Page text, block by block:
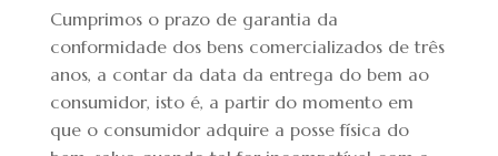
Cumprimos o prazo de garantia da
conformidade dos bens comercializados de três
anos, a contar da data da entrega do bem ao
consumidor, isto é, a partir do momento em
que o consumidor adquire a posse física do